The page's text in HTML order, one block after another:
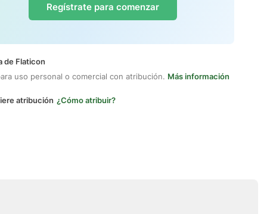
Regístrate para comenzar
de Flaticon
uso personal o comercial con atribución. Más información
atribución ¿Cómo atribuir?